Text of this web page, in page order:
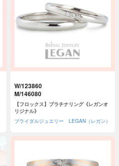
W/123860
M/146080
【フロックス】プラチナリング《レガンオ
リジナル》
ブライダルジュエリー LEGAN（レガン）